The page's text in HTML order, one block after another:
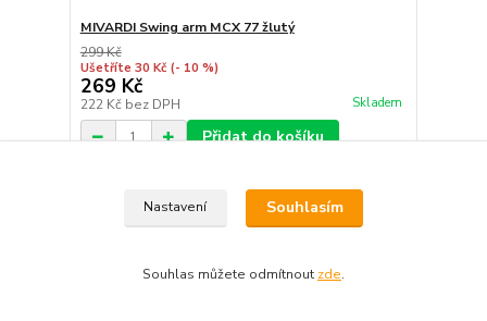
MIVARDI Swing arm MCX 77 žlutý
299 Kč
Ušetříte 30 Kč (- 10 %)
269 Kč
222 Kč bez DPH Skladem
Přidat do košíku
Nastavení Souhlasím
Souhlas můžete odmítnout zde.